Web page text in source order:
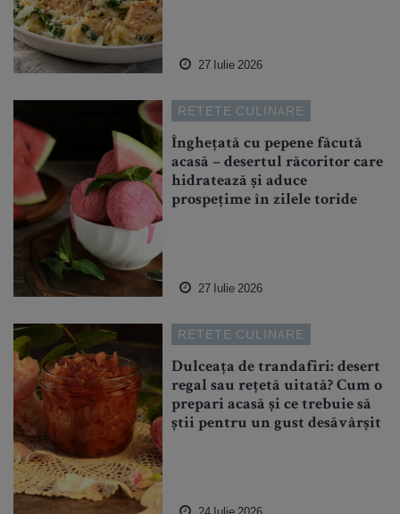
27 Iulie 2026
RETETE CULINARE
Înghețată cu pepene făcută
acasă – desertul răcoritor care
hidratează și aduce
prospețime în zilele toride
27 Iulie 2026
RETETE CULINARE
Dulceața de trandafiri: desert
regal sau rețetă uitată? Cum o
prepari acasă și ce trebuie să
știi pentru un gust desăvârșit